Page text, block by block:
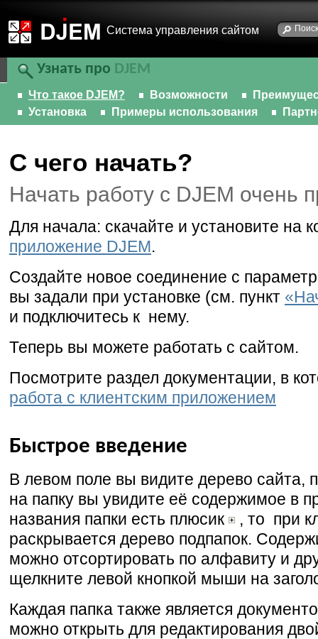
Cистема управления сайтом
Узнать про DJEM
Что такое DJEM? Возможности
Установка
Примеры использования
С чего начать?
Начать работу с DJEM очень
Для начала: скачайте и установите на
приложение DJEM.
Создайте новое соединение с
вы задали при установке (см. пункт
и подключитесь к нему.
Теперь вы можете работать с сайтом.
Посмотрите раздел документации, в
работа с клиентским приложением
Быстрое введение
В левом поле вы видите дерево сайта,
на папку вы увидите её содержимое в
названия папки есть плюсик
, то при
раскрывается дерево подпапок.
можно отсортировать по алфавиту и
щелкните левой кнопкой мыши на
Каждая папка также является
можно открыть для редактирования